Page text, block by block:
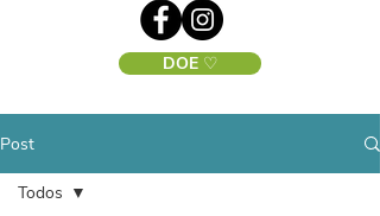
DOE ♡
Post
Todos